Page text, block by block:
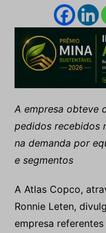
A empresa obteve
pedidos recebidos
na demanda por
e segmentos
A Atlas Copco,
Ronnie Leten,
empresa